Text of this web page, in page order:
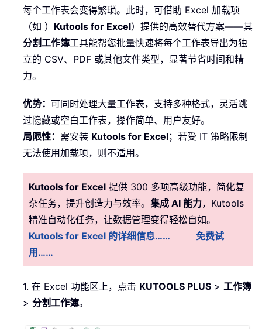
每个工作表会变得繁琐。此时，可借助 Excel 加载项
（如 ） Kutools for Excel）提供的高效替代方案——其
分割工作簿工具能帮您批量快速将每个工作表导出为独
立的 CSV、PDF 或其他文件类型，显著节省时间和精
力。
优势： 可同时处理大量工作表，支持多种格式，灵活跳
过隐藏或空白工作表，操作简单、用户友好。
局限性： 需安装 Kutools for Excel；若受 IT 策略限制
无法使用加载项，则不适用。
Kutools for Excel 提供 300 多项高级功能，简化复
杂任务，提升创造力与效率。 集成 AI 能力，Kutools
精准自动化任务，让数据管理变得轻松自如。
Kutools for Excel 的详细信息……
免费试
用……
1. 在 Excel 功能区上，点击 KUTOOLS PLUS > 工作簿
> 分割工作簿。